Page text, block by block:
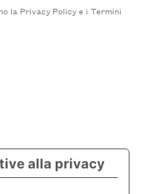
la Privacy Policye i Termini
alla privacy